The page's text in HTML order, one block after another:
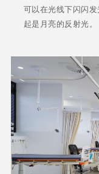
可以在光线下闪闪
起是月亮的反射光。